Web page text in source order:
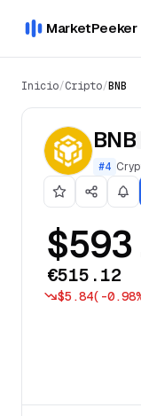
MarketPeeker
Inicio/Cripto/BNB
BNB
#4
€515.12
$5.84( -